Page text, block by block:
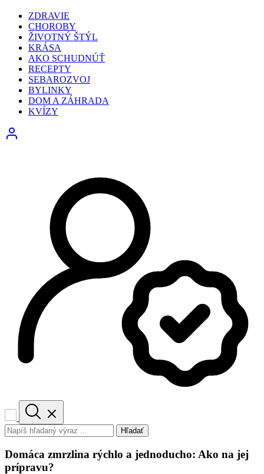
ZDRAVIE
CHOROBY
ŽIVOTNÝ ŠTÝL
KRÁSA
AKO SCHUDNÚŤ
RECEPTY
SEBAROZVOJ
BYLINKY
DOM A ZÁHRADA
KVÍZY
Hľadať
Domáca zmrzlina rýchlo a jednoducho: Ako na jej
prípravu?